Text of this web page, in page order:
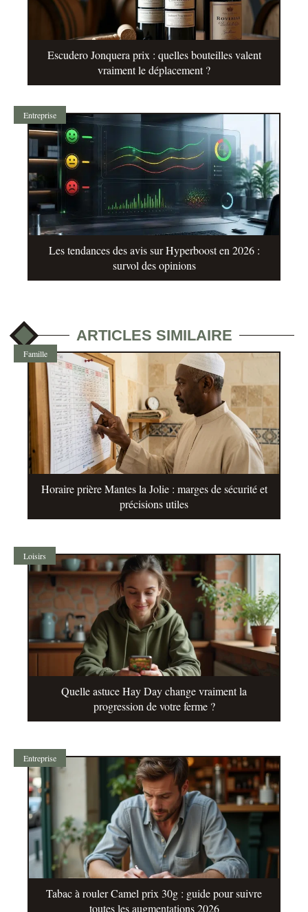
Escudero Jonquera prix : quelles bouteilles valent
vraiment le déplacement ?
Entreprise
Les tendances des avis sur Hyperboost en 2026 :
survol des opinions
ARTICLES SIMILAIRE
Famille
Horaire prière Mantes la Jolie : marges de sécurité et
précisions utiles
Loisirs
Quelle astuce Hay Day change vraiment la
progression de votre ferme ?
Entreprise
Tabac à rouler Camel prix 30g : guide pour suivre
toutes les augmentations 2026